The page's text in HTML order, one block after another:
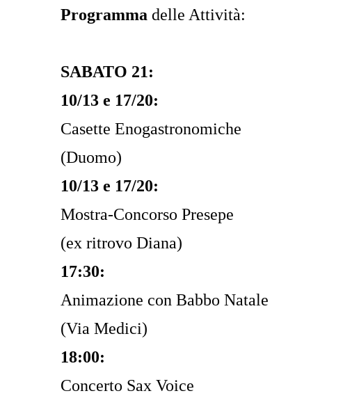
Programma delle Attività:
SABATO 21:
10/13 e 17/20:
Casette Enogastronomiche
(Duomo)
10/13 e 17/20:
Mostra-Concorso Presepe
(ex ritrovo Diana)
17:30:
Animazione con Babbo Natale
(Via Medici)
18:00:
Concerto Sax Voice